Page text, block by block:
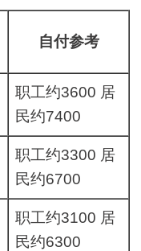
自付参考
职工约3600 居
民约7400
职工约3300 居
民约6700
职工约3100 居
民约6300